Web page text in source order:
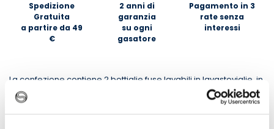
Spedizione
Gratuita
a partire da 49
€
2 anni di
garanzia
su ogni
gasatore
Pagamento in 3
rate senza
interessi
La confezione contiene 2 bottiglie fuse lavabili in lavastoviglie, in
PET, da 1 litro.
Compatibile SOLO con i gasatori modello DUO, TERRA, E-